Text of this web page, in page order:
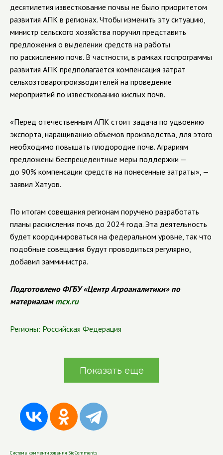
десятилетия известкование почвы не было приоритетом
развития АПК в регионах. Чтобы изменить эту ситуацию,
министр сельского хозяйства поручил представить
предложения о выделении средств на работы
по раскислению почв. В частности, в рамках госпрограммы
развития АПК предполагается компенсация затрат
сельхозтоваропроизводителей на проведение
мероприятий по известкованию кислых почв.
«Перед отечественным АПК стоит задача по удвоению
экспорта, наращиванию объемов производства, для этого
необходимо повышать плодородие почв. Аграриям
предложены беспрецедентные меры поддержки —
до 90% компенсации средств на понесенные затраты», —
заявил Хатуов.
По итогам совещания регионам поручено разработать
планы раскисления почв до 2024 года. Эта деятельность
будет координироваться на федеральном уровне, так что
подобные совещания будут проводиться регулярно,
добавил замминистра.
Подготовлено ФГБУ «Центр Агроаналитики» по
материалам mcx.ru
Регионы: Российская Федерация
Показать еще
Система комментирования SigComments